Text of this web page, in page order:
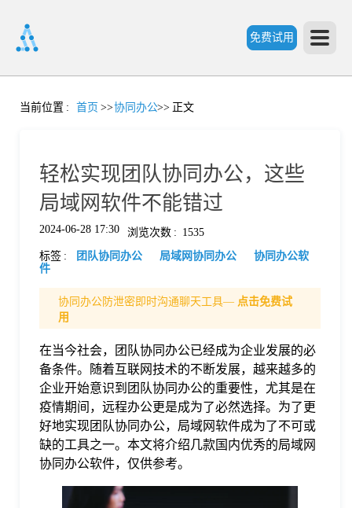
免费试用
首
格
当前位置 : 首页 >>协同办公>> 正文
轻松实现团队协同办公，这些
局域网软件不能错过
2024-06-28 17:30 浏览次数 : 1535
标签 : 团队协同办公 局域网协同办公
协同办公软
件
协同办公防泄密即时沟通聊天工具— 点击免费试
用
在当今社会，团队协同办公已经成为企业发展的必
备条件。随着互联网技术的不断发展，越来越多的
企业开始意识到团队协同办公的重要性，尤其是在
疫情期间，远程办公更是成为了必然选择。为了更
好地实现团队协同办公，局域网软件成为了不可或
缺的工具之一。本文将介绍几款国内优秀的局域网
协同办公软件，仅供参考。